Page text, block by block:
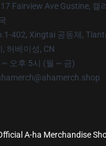
Fairview Ave Gustine, 캘
402, Xingtai 공동체,
허베이성, CN
~ 오후 5시 (월 ~ 금)
A-ha Merchandise